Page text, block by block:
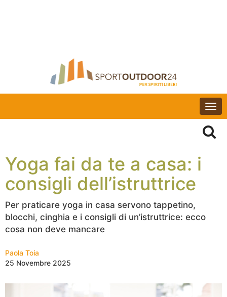
Yoga fai da te a casa: i
consigli dell’istruttrice
Per praticare yoga in casa servono tappetino,
blocchi, cinghia e i consigli di un’istruttrice: ecco
cosa non deve mancare
Paola Toia
25 Novembre 2025